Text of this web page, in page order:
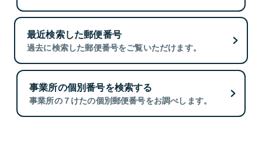
最近検索した郵便番号
過去に検索した郵便番号をご覧いただけます。
事業所の個別番号を検索する
事業所の７けたの個別郵便番号をお調べします。